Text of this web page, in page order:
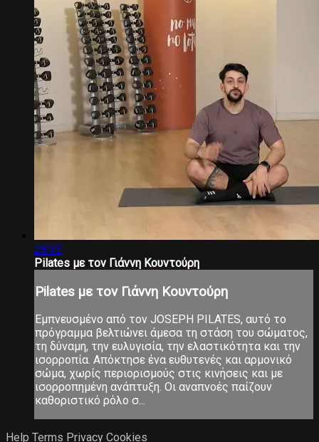
28:33
Pilates με τον Γιάννη Κουντούρη
Pilates με τον Γιάννη Κουντούρη
Εμπνευσμένο από τον JOSEPH PILATES, αυτό το
πρόγραμμα βελτιώνει άμεσα τη στάση του σώματος,
τη δύναμη, την ευλυγισία, την ελαστικότητα και την
ισορροπία. Απόκτησε ένα ευθυτενές και αρμονικό
σώμα, χωρίς περιορισμούς στις κινήσεις και με
ισορροπημένη ανάπτυξη. Οι αναπνοές παίζουν
καθοριστικό ρόλο σ...
Help Terms Privacy Cookies